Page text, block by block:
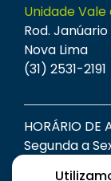
Unidade Vale
Rod.
Nova Lima
(31) 2531-2191
HORÁRIO DE
Segunda a